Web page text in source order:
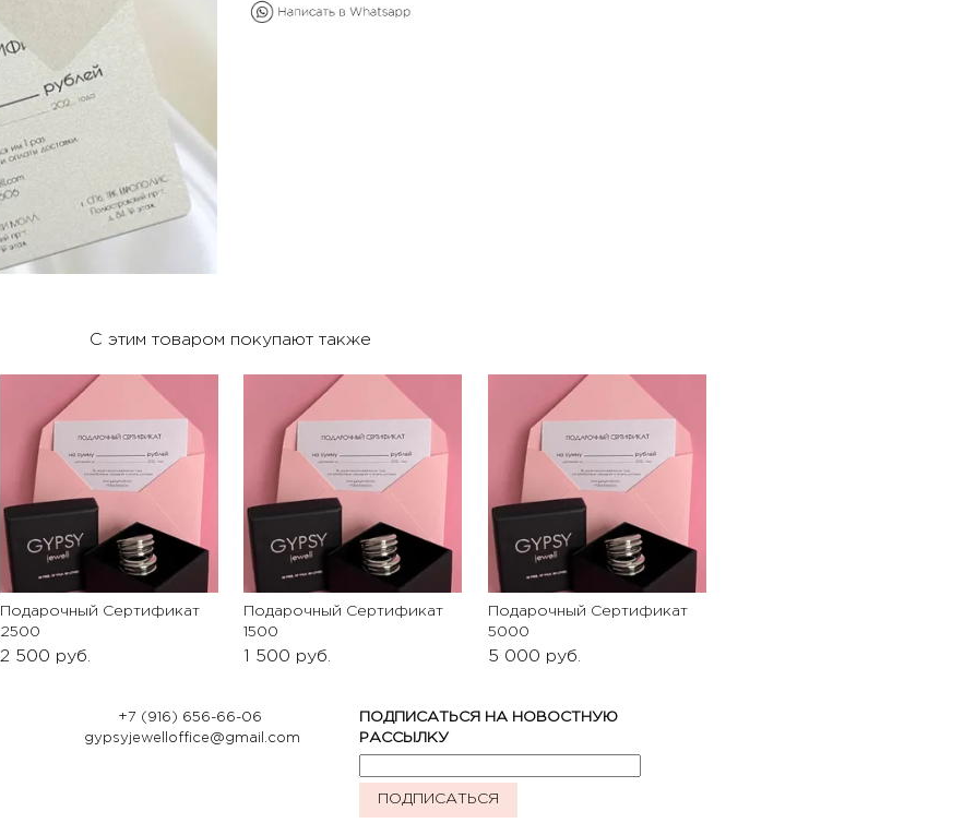
С этим товаром покупают также
Подарочный Сертификат
2500
2 500 руб.
Подарочный Сертификат
1500
1 500 руб.
Подарочный Сертификат
5000
5 000 руб.
+7 (916) 656-66-06
gypsyjewelloffice@gmail.com
ПОДПИСАТЬСЯ НА НОВОСТНУЮ
РАССЫЛКУ
ПОДПИСАТЬСЯ